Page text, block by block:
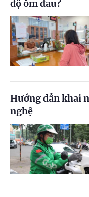
độ ốm đau?
Hướng dẫn khai
nghệ